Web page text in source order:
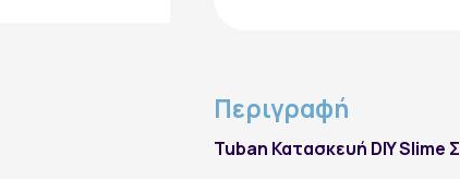
Περιγραφή
Tuban Κατασκευή DIY Slime